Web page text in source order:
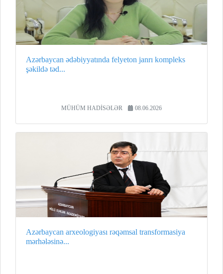
Azərbaycan ədəbiyyatında felyeton janrı kompleks
şəkildə təd...
MÜHÜM HADİSƏLƏR 08.06.2026
Azərbaycan arxeologiyası rəqəmsal transformasiya
mərhələsinə...